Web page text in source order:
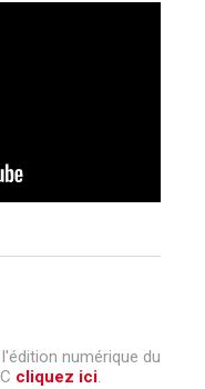
numérique du
cliquez ici.